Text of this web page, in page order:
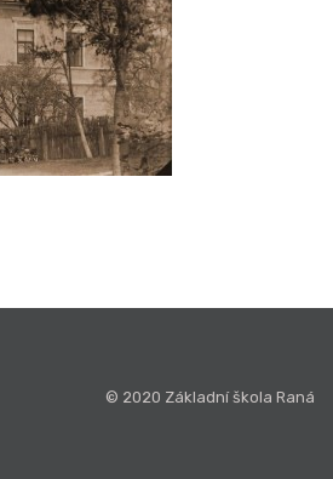
© 2020 Základní škola Raná